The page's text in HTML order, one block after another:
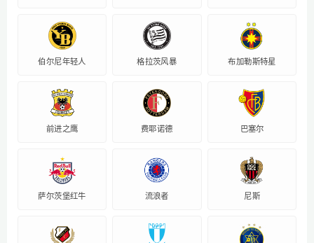
伯尔尼年轻人 格拉茨风暴 布加勒斯特星
前进之鹰 费耶诺德 巴塞尔
萨尔茨堡红牛 流浪者 尼斯